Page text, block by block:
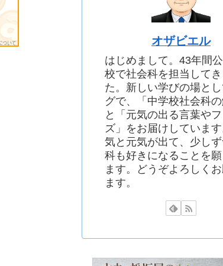
オザビエル
はじめまして。43年間
校で社会科を担当してき
た。新しい学びの場と
グで、「中学校社会科の
と「元気の出る言葉や
ズ」をお届けしていま
気と元気が出て、少し
科も好きになることを
ます。どうぞよろしく
ます。